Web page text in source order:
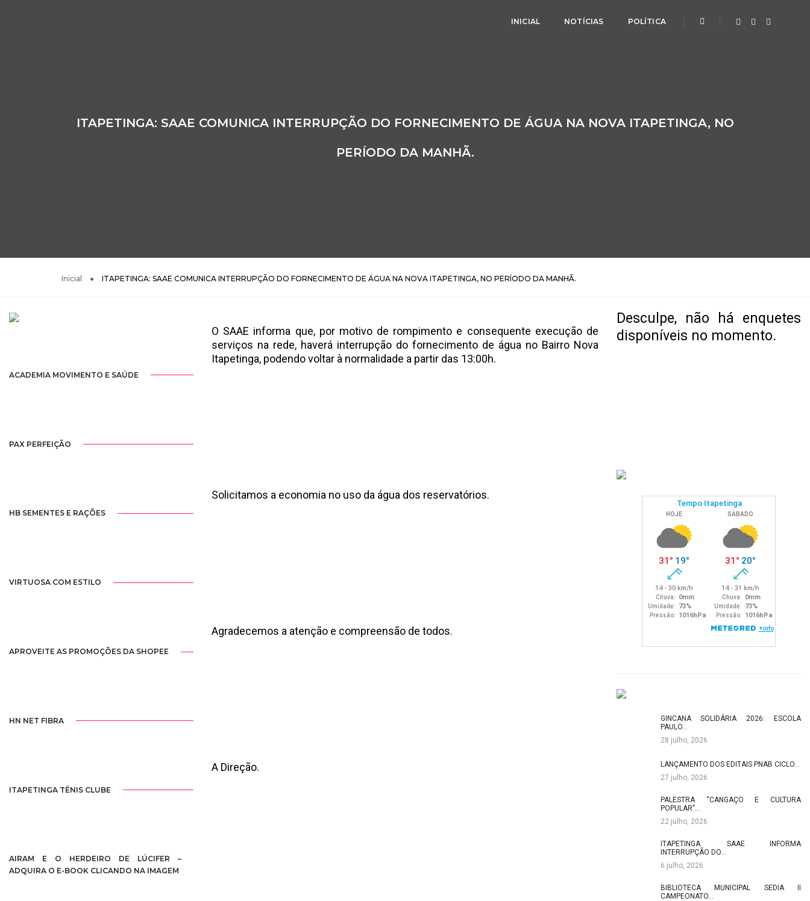
INICIAL NOTÍCIAS POLÍTICA
ITAPETINGA: SAAE COMUNICA INTERRUPÇÃO DO FORNECIMENTO DE ÁGUA NA NOVA ITAPETINGA, NO
PERÍODO DA MANHÃ.
Inicial ITAPETINGA: SAAE COMUNICA INTERRUPÇÃO DO FORNECIMENTO DE ÁGUA NA NOVA ITAPETINGA, NO PERÍODO DA MANHÃ.
O SAAE informa que, por motivo de rompimento e consequente execução de
serviços na rede, haverá interrupção do fornecimento de água no Bairro Nova
Itapetinga, podendo voltar à normalidade a partir das 13:00h.
Solicitamos a economia no uso da água dos reservatórios.
Agradecemos a atenção e compreensão de todos.
A Direção.
ACADEMIA MOVIMENTO E SAÚDE
PAX PERFEIÇÃO
HB SEMENTES E RAÇÕES
VIRTUOSA COM ESTILO
APROVEITE AS PROMOÇÕES DA SHOPEE
HN NET FIBRA
ITAPETINGA TÊNIS CLUBE
AIRAM E O HERDEIRO DE LÚCIFER –
ADQUIRA O E-BOOK CLICANDO NA IMAGEM
Desculpe, não há enquetes
disponíveis no momento.
GINCANA SOLIDÁRIA 2026: ESCOLA
PAULO…
28 julho, 2026
LANÇAMENTO DOS EDITAIS PNAB CICLO…
27 julho, 2026
PALESTRA “CANGAÇO E CULTURA
POPULAR”…
22 julho, 2026
ITAPETINGA: SAAE INFORMA
INTERRUPÇÃO DO…
6 julho, 2026
BIBLIOTECA MUNICIPAL SEDIA II
CAMPEONATO…